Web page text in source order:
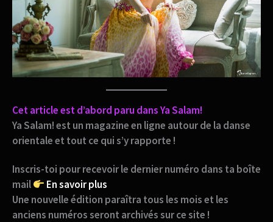
Cet article est d’abord paru dans Ya Salam!
Ya Salam! est un magazine en ligne autour de la danse
orientale et tout ce qui s’y rapporte !
Inscris-toi pour recevoir le dernier numéro dans ta boîte
mail
En savoir plus
Une nouvelle édition paraîtra tous les mois et les
anciens numéros seront archivés sur ce site !